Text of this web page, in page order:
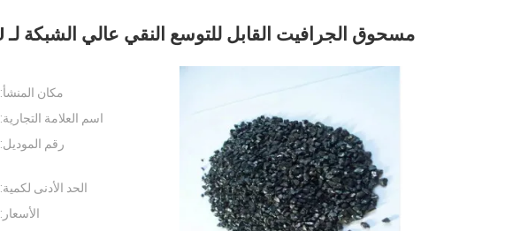
مسحوق الجرافيت القابل للتوسع النقي عالي الشبكة لـ PU
مكان المنشأ:
اسم العلامة التجارية:
رقم الموديل:
الحد الأدنى لكمية:
الأسعار: